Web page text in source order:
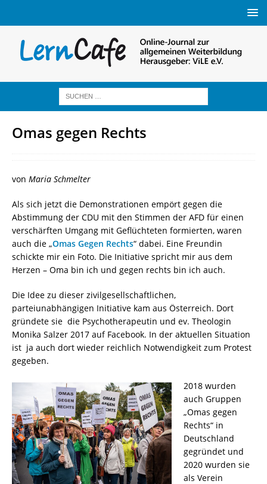
Omas gegen Rechts
von Maria Schmelter
Als sich jetzt die Demonstrationen empört gegen die
Abstimmung der CDU mit den Stimmen der AFD für einen
verschärften Umgang mit Geflüchteten formierten, waren
auch die „Omas Gegen Rechts“ dabei. Eine Freundin
schickte mir ein Foto. Die Initiative spricht mir aus dem
Herzen – Oma bin ich und gegen rechts bin ich auch.
Die Idee zu dieser zivilgesellschaftlichen,
parteiunabhängigen Initiative kam aus Österreich. Dort
gründete sie die Psychotherapeutin und ev. Theologin
Monika Salzer 2017 auf Facebook. In der aktuellen Situation
ist ja auch dort wieder reichlich Notwendigkeit zum Protest
gegeben.
2018 wurden
auch Gruppen
„Omas gegen
Rechts“ in
Deutschland
gegründet und
2020 wurden sie
als Verein